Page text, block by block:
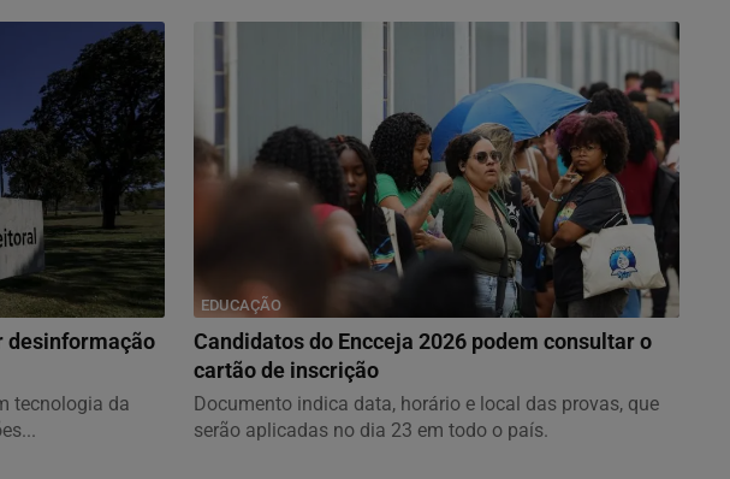
desinformação
tecnologia da
EDUCAÇÃO
Candidatos do Encceja 2026 podem consultar o
cartão de inscrição
Documento indica data, horário e local das provas, que
serão aplicadas no dia 23 em todo o país.